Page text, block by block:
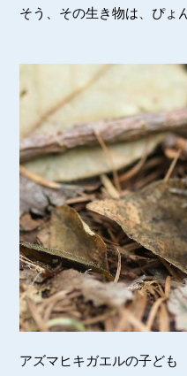
そう、その生き物は、ぴょ
アズマヒキガエルの子ども